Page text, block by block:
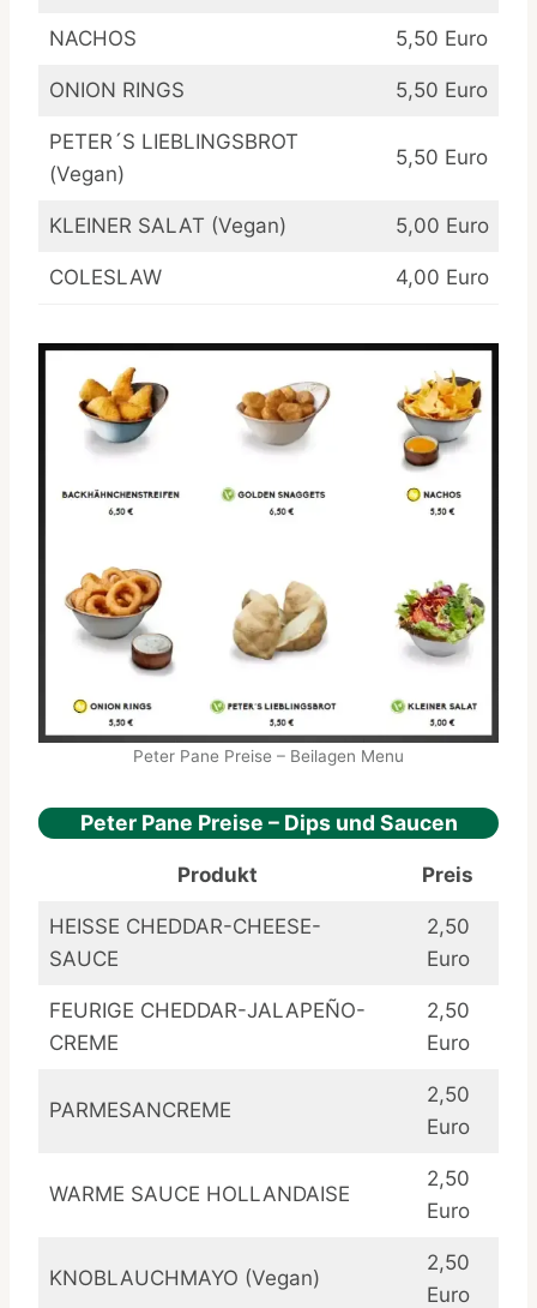
NACHOS 5,50 Euro
ONION RINGS 5,50 Euro
PETER´S LIEBLINGSBROT
(Vegan)
5,50 Euro
KLEINER SALAT (Vegan) 5,00 Euro
COLESLAW 4,00 Euro
Peter Pane Preise – Beilagen Menu
Peter Pane Preise – Dips und Saucen
Produkt Preis
HEISSE CHEDDAR-CHEESE-
SAUCE
2,50
Euro
FEURIGE CHEDDAR-JALAPEÑO-
CREME
2,50
Euro
PARMESANCREME
2,50
Euro
WARME SAUCE HOLLANDAISE
2,50
Euro
KNOBLAUCHMAYO (Vegan)
2,50
Euro